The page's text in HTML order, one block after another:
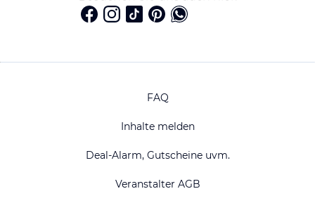
FAQ
Inhalte melden
Deal-Alarm, Gutscheine uvm.
Veranstalter AGB